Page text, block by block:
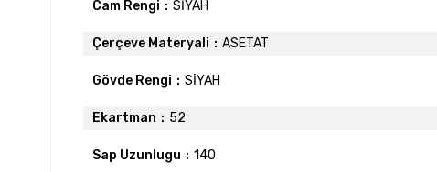
Cam Rengi SİYAH
Çerçeve Materyali ASETAT
Gövde Rengi SİYAH
Ekartman 52
Sap Uzunlugu 140